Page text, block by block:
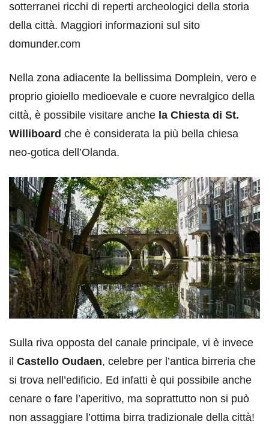
sotterranei ricchi di reperti archeologici della storia
della città. Maggiori informazioni sul sito
domunder.com
Nella zona adiacente la bellissima Domplein, vero e
proprio gioiello medioevale e cuore nevralgico della
città, è possibile visitare anche la Chiesta di St.
Williboard che è considerata la più bella chiesa
neo-gotica dell’Olanda.
Sulla riva opposta del canale principale, vi è invece
il Castello Oudaen, celebre per l’antica birreria che
si trova nell’edificio. Ed infatti è qui possibile anche
cenare o fare l’aperitivo, ma soprattutto non si può
non assaggiare l’ottima birra tradizionale della città!